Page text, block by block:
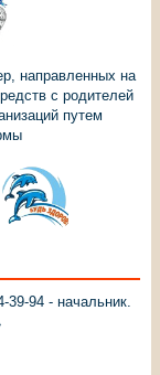
направленных на
с родителей
путем
39-94 - начальник.